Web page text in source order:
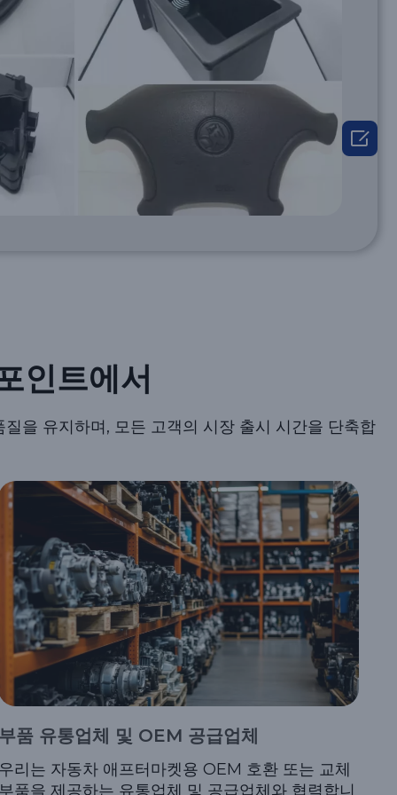
인트에서
을 유지하며, 모든 고객의 시장 출시 시간을 단축합
품 유통업체 및 OEM 공급업체
리는 자동차 애프터마켓용 OEM 호환 또는 교체
품을 제공하는 유통업체 및 공급업체와 협력합니
